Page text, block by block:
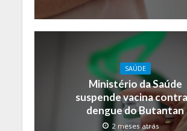
SAÚDE
Ministério da Saúde
suspende vacina
dengue do Butantan
2 meses atrás